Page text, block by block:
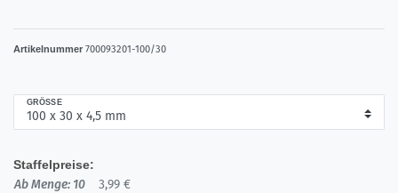
Artikelnummer 700093201-100/30
GRÖSSE
Staffelpreise:
Ab Menge: 10
3,99 €